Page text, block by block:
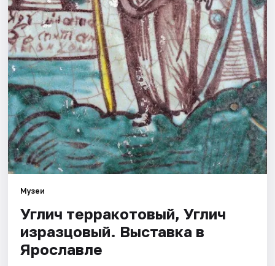
Артисты
Рейтинги
Музеи
Углич терракотовый, Углич
изразцовый. Выставка в
Ярославле